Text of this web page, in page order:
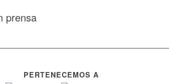
prensa
PERTENECEMOS A